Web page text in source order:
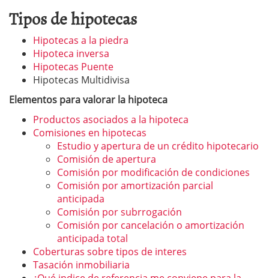
Tipos de hipotecas
Hipotecas a la piedra
Hipoteca inversa
Hipotecas Puente
Hipotecas Multidivisa
Elementos para valorar la hipoteca
Productos asociados a la hipoteca
Comisiones en hipotecas
Estudio y apertura de un crédito hipotecario
Comisión de apertura
Comisión por modificación de condiciones
Comisión por amortización parcial
anticipada
Comisión por subrrogación
Comisión por cancelación o amortización
anticipada total
Coberturas sobre tipos de interes
Tasación inmobiliaria